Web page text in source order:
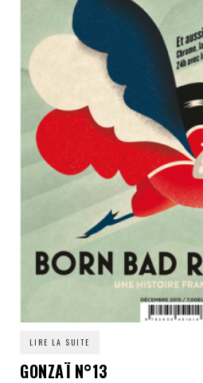
LIRE LA SUITE
GONZAÏ N°13